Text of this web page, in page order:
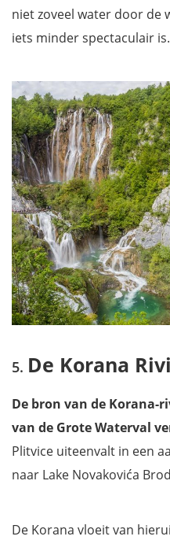
niet zoveel water door de
iets minder spectaculair is.
De Korana
De bron van de Korana-
van de Grote Waterval
Plitvice uiteenvalt in een
naar Lake Novakovića
De Korana vloeit van